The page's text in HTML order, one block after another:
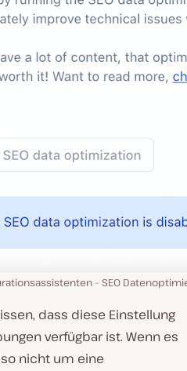
– SEO
dass diese Einstellung
verfügbar ist. Wenn es
nicht um eine